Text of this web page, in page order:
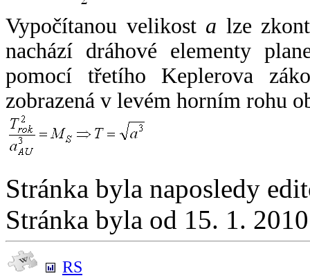
Vypočítanou velikost a lze
nachází dráhové elementy
pomocí třetího Keplerova
zobrazená v levém horním rohu
Stránka byla naposledy
Stránka byla od 15. 1.
RS